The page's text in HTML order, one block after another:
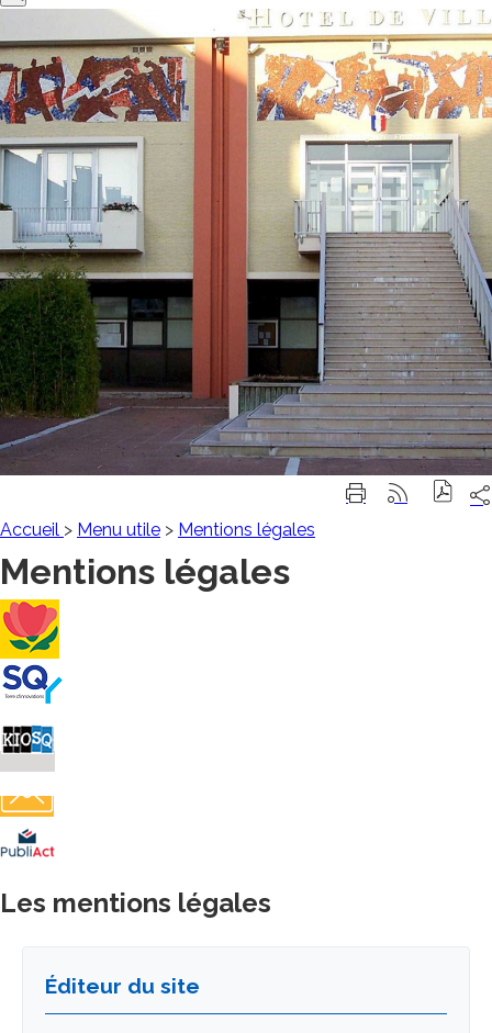
ImprimerGénérer
sur
Accueil > Menu utile > Mentions légales
Mentions légales
Villes
et
Villages
Fleuris
Saint-
Quentin
Billetterie
Affichage
légal
Les mentions légales
Éditeur du site